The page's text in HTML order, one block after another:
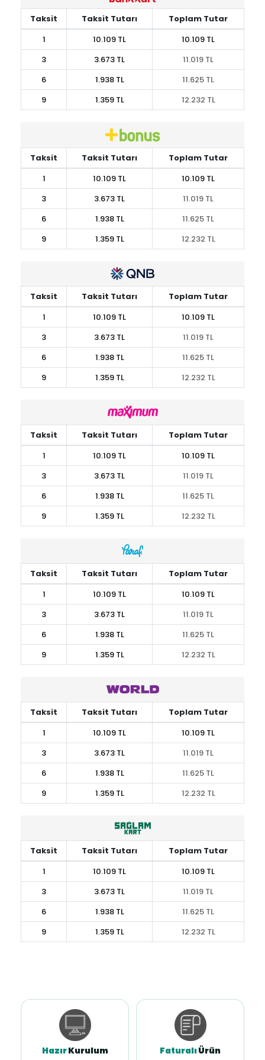
Taksit Taksit Tutarı
Toplam Tutar
1
10.109 TL
10.109 TL
3
3.673 TL
11.019 TL
6
1.938 TL
11.625 TL
9
1.359 TL 12.232 TL
Taksit Taksit Tutarı
Toplam Tutar
1
10.109 TL
10.109 TL
3
3.673 TL
11.019 TL
6
1.938 TL
11.625 TL
9
1.359 TL 12.232 TL
Taksit Taksit Tutarı
Toplam Tutar
1
10.109 TL
10.109 TL
3
3.673 TL
11.019 TL
6
1.938 TL
11.625 TL
9
1.359 TL 12.232 TL
Taksit Taksit Tutarı
Toplam Tutar
1
10.109 TL
10.109 TL
3
3.673 TL
11.019 TL
6
1.938 TL
11.625 TL
9
1.359 TL 12.232 TL
Taksit Taksit Tutarı
Toplam Tutar
1
10.109 TL
10.109 TL
3
3.673 TL
11.019 TL
6
1.938 TL
11.625 TL
9
1.359 TL 12.232 TL
Taksit Taksit Tutarı
Toplam Tutar
1
10.109 TL
10.109 TL
3
3.673 TL
11.019 TL
6
1.938 TL
11.625 TL
9
1.359 TL 12.232 TL
Taksit Taksit Tutarı
Toplam Tutar
1
10.109 TL
10.109 TL
3
3.673 TL
11.019 TL
6
1.938 TL
11.625 TL
9
1.359 TL 12.232 TL
HazırKurulum FaturalıÜrün